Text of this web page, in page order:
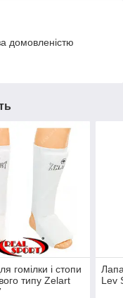
домовленістю
гомілки і стопи
типу Zelart
Lev